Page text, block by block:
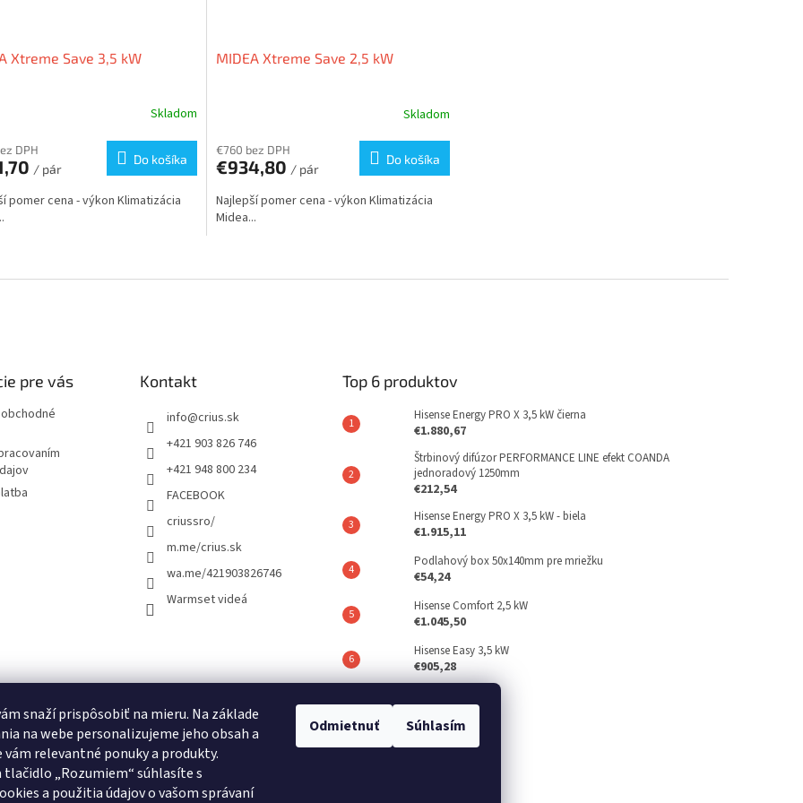
snaží prispôsobiť na mieru. Na základe
na webe personalizujeme jeho obsah a
relevantné ponuky a produkty.
„Rozumiem“ súhlasíte s
a použitia údajov o vašom správaní
Odmietnuť Súhlasím
Xtreme Save 3,5 kW
Skladom
DPH
/ pár
Do košíka
pomer cena - výkon Klimatizácia
MIDEA Xtreme Save 2,5 kW
Skladom
€760 bez DPH
€934,80 / pár
Do košíka
Najlepší pomer cena - výkon Klimatizácia
Midea...
v
pre vás Kontakt
info@crius.sk
+421 903 826 746
+421 948 800 234
FACEBOOK
criussro/
m.me/crius.sk
wa.me/421903826746
Warmset videá
Top 6 produktov
Hisense Energy PRO X 3,5 kW čierna
€1.880,67
Štrbinový difúzor PERFORMANCE LINE efekt COANDA
jednoradový 1250mm
€212,54
Hisense Energy PRO X 3,5 kW - biela
€1.915,11
Podlahový box 50x140mm pre mriežku
€54,24
Hisense Comfort 2,5 kW
€1.045,50
Hisense Easy 3,5 kW
€905,28
hodnotenie
REFLAIR 320 Standard
|